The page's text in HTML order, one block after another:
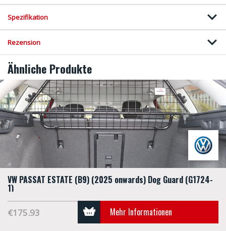
Spezifikation
Rezension
Ähnliche Produkte
VW PASSAT ESTATE (B9) (2025 onwards) Dog Guard (G1724-
1)
€175.93 Mehr Informationen